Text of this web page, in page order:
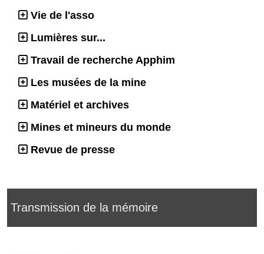
Vie de l'asso
Lumières sur...
Travail de recherche Apphim
Les musées de la mine
Matériel et archives
Mines et mineurs du monde
Revue de presse
Transmission de la mémoire